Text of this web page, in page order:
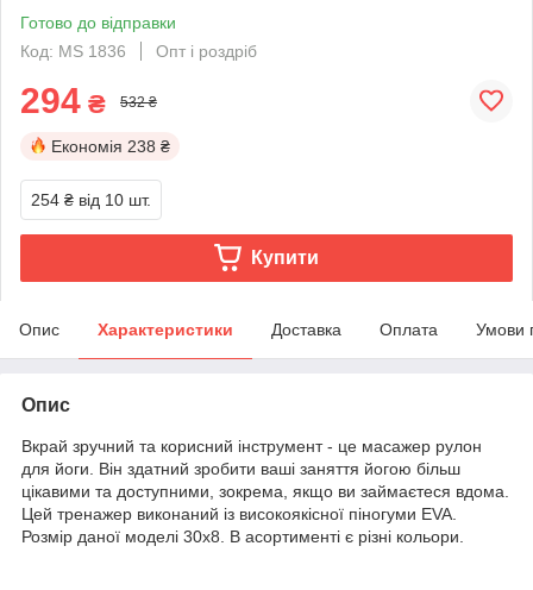
Готово до відправки
Код: MS 1836
Опт і роздріб
294 ₴ 532 ₴
Економія 238 ₴
254 ₴ від 10 шт.
Купити
Опис Характеристики Доставка Оплата Умови
Опис
Вкрай зручний та корисний інструмент - це масажер рулон
для йоги. Він здатний зробити ваші заняття йогою більш
цікавими та доступними, зокрема, якщо ви займаєтеся вдома.
Цей тренажер виконаний із високоякісної піногуми EVA.
Розмір даної моделі 30x8. В асортименті є різні кольори.